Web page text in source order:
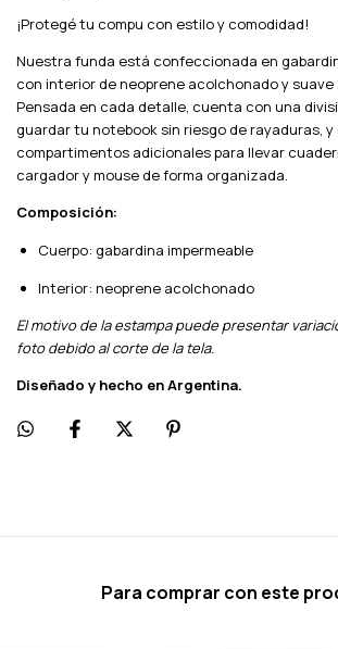
¡Protegé tu compu con estilo y comodidad!
Nuestra funda está confeccionada en
con interior de neoprene acolchonado y
Pensada en cada detalle, cuenta con una
guardar tu notebook sin riesgo de rayaduras, y
compartimentos adicionales para llevar
cargador y mouse de forma organizada.
Composición:
Cuerpo: gabardina impermeable
Interior: neoprene acolchonado
El motivo de la estampa puede presentar
foto debido al corte de la tela.
Diseñado y hecho en Argentina.
Para comprar con este